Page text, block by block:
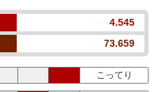
4.545
73.659
こってり